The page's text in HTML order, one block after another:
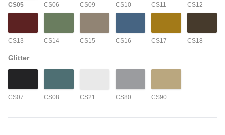
CS05 CS06 CS09 CS10 CS11 CS12
CS13 CS14 CS15 CS16 CS17 CS18
Glitter
CS07 CS08 CS21 CS80 CS90